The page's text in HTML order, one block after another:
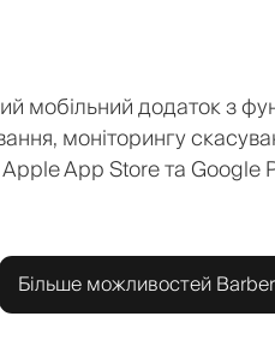
мобільний додаток з
моніторингу
App Store та Google
Більше можливостей